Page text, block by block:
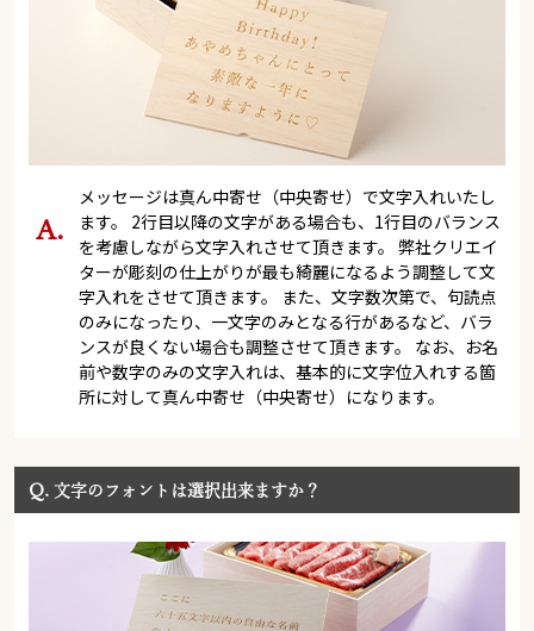
メッセージは真ん中寄せ（中央寄せ）で文字入れいたし
ます。 2行目以降の文字がある場合も、1行目のバランス
を考慮しながら文字入れさせて頂きます。 弊社クリエイ
ターが彫刻の仕上がりが最も綺麗になるよう調整して文
字入れをさせて頂きます。 また、文字数次第で、句読点
のみになったり、一文字のみとなる行があるなど、バラ
ンスが良くない場合も調整させて頂きます。 なお、お名
前や数字のみの文字入れは、基本的に文字位入れする箇
所に対して真ん中寄せ（中央寄せ）になります。
Q. 文字のフォントは選択出来ますか？